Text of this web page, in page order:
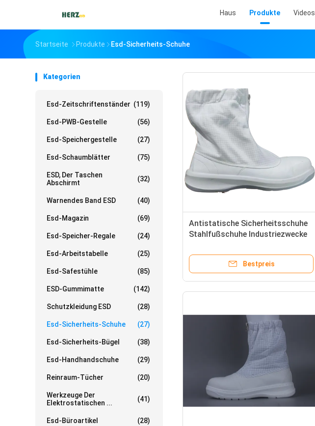
Haus Produkte Videos
Startseite Produkte Esd-Sicherheits-Schuhe
Kategorien
Esd-Zeitschriftenständer (119)
Esd-PWB-Gestelle (56)
Esd-Speichergestelle (27)
Esd-Schaumblätter (75)
ESD, Der Taschen
Abschirmt
(32)
Warnendes Band ESD (40)
Esd-Magazin (69)
Esd-Speicher-Regale (24)
Esd-Arbeitstabelle (25)
Esd-Safestühle (85)
ESD-Gummimatte (142)
Schutzkleidung ESD (28)
Esd-Sicherheits-Schuhe (27)
Esd-Sicherheits-Bügel (38)
Esd-Handhandschuhe (29)
Reinraum-Tücher (20)
Werkzeuge Der
Elektrostatischen ...
(41)
Esd-Büroartikel (28)
Antistatische Sicherheitsschuhe
Stahlfußschuhe Industriezwecke
Bestpreis